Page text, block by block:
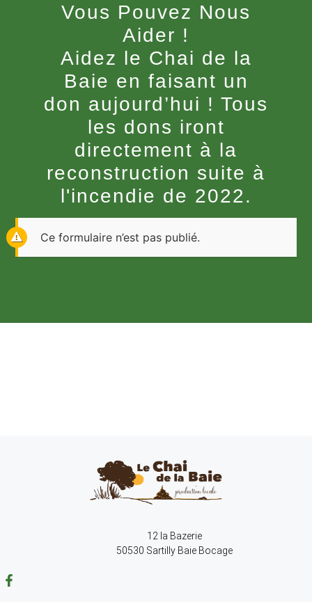
Vous Pouvez Nous
Aider !
Aidez le Chai de la
Baie en faisant un
don aujourd’hui ! Tous
les dons iront
directement à la
reconstruction suite à
l'incendie de 2022.
Ce formulaire n’est pas publié.
12 la Bazerie
50530 Sartilly Baie Bocage